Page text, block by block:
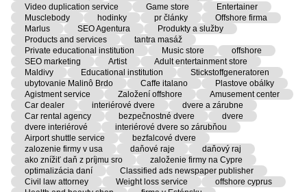
Video duplication service
Game store
Entertainer
Musclebody
hodinky pr články
Offshore firma
Marlus
SEO Agentura
Produkty a služby
Products and services
tantra masáž
Private educational institution
Music store
offshore
SEO marketing
Artist
Adult entertainment store
Maldivy
Educational institution
Stickstoffgeneratoren
ubytovanie Malinô Brdo
Caffe italano
Plastove obálky
Agistment service
Založení offshore
Amusement center
Car dealer
interiérové dvere
dvere a zárubne
Car rental agency
bezpečnostné dvere
dvere
dvere interiérové
interiérové dvere so zárubňou
Airport shuttle service
bezfalcové dvere
zalozenie firmy v usa
daňové raje
daňový raj
ako znížiť daň z príjmu sro
založenie firmy na Cypre
optimalizácia daní
Classified ads newspaper publisher
Civil law attorney
Weight loss service
offshore cyprus